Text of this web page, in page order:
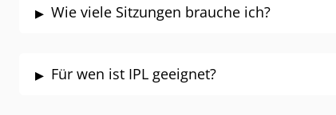
▸ Wie viele Sitzungen brauche ich?
▸ Für wen ist IPL geeignet?